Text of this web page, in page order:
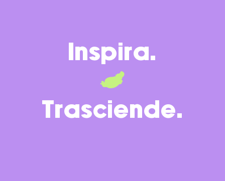
Inspira.
Trasciende.